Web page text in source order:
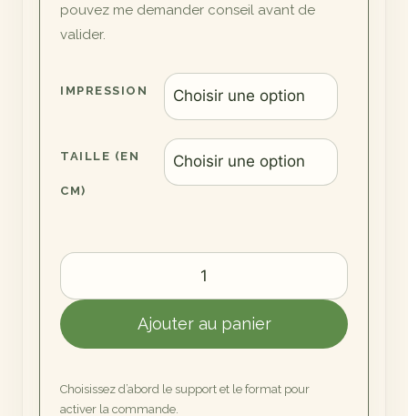
pouvez me demander conseil avant de
valider.
IMPRESSION
TAILLE (EN
CM)
quantité
de
Le
Rouge-
de
la
Ajouter au panier
Choisissez d’abord le support et le format pour
activer la commande.